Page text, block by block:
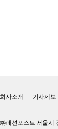
회사소개 기사제보
㈜패션포스트 서울시